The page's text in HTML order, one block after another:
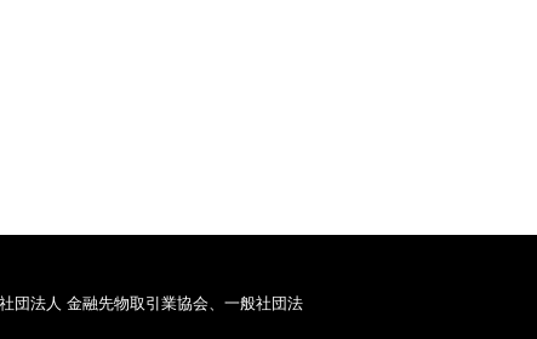
団法人 金融先物取引業協会、一般社団法